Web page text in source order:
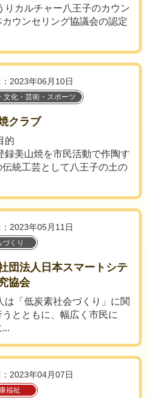
りカルチャー八王子のカウン
ウンセリング協議会の認定
2023年06月10日
文化・芸術・スポーツ
クラブ
的
録美山焼を市民活動で作陶す
統工芸として八王子の土の
2023年05月11日
づくり
団法人日本スマートシテ
協会
は「低炭素社会づくり」に関
とともに、幅広く市民に
2023年04月07日
福祉